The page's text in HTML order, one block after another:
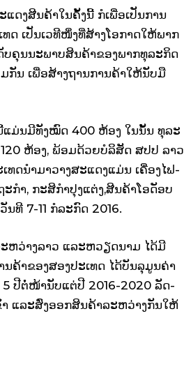
ດງ​ສີນ​ຄ້າ​ໃນ​ຄັ້ງ​ນີ້ ກໍ​ເພື່ອ​ເປັນ​ການ​
ດ ເປັນ​ເວທີ​ໜຶ່ງ​ທີ່​ສ້າງ​ໂອ­ກາດ​ໃຫ້​ພາກ​
ຄຸນ​ນະ​ພາບ​ສິນຄ້າ​ຂອງ​ພາກ​ທຸ­ລະ​ກິດ​
ກັນ ເພື່ອ​ສ້າງ​ຖານ​ການ​ຄ້າ​ໃຫ້​ນັບ​ມື​
ມ່ນ​ມີທັງ​ໝົດ 400 ຫ້ອງ ໃນ​ນັ້ນ ທຸ­ລະ​
ຫ້ອງ, ພ້ອມ​ດ້ວຍ​ບໍ­ລິ­ສັດ ສປປ ລາວ
ດ​ນຳ​ມາວາງ­ສະ­ແດງ​ແມ່ນ ເຄື່ອງ​ໄຟ­
ະ­ກຳ, ກະ­ສິ­ກຳ​ປຸງແຕ່ງ,ສີນ​ຄ້າ​ໂອ​ດັອບ
ທີ 7-11 ກໍ­ລະ­ກົດ 2016.
ຫວ່າງລາວ ແລະ​ຫວຽດ­ນາມ ໄດ້​ມີ​
ນ​ຄ້າ​ຂອງສອງ​ປະ­ເທດ ໄດ້​ບັນ­ລຸ​ມູນ​ຄ່າ​
5 ປີ​ຕໍ່­ໜ້າ​ນັບ​ແຕ່​ປີ 2016-2020 ລັດ­
ແລະ​ສົ່ງ​ອອກ​ສິນ­ຄ້າ​ລະຫວ່າງ​ກັນ​ໃຫ້​